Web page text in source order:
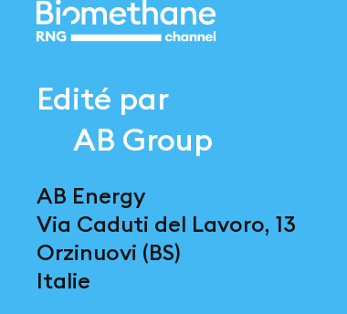
Edité par
AB Group
AB Energy
Via Caduti del Lavoro, 13
Orzinuovi (BS)
Italie